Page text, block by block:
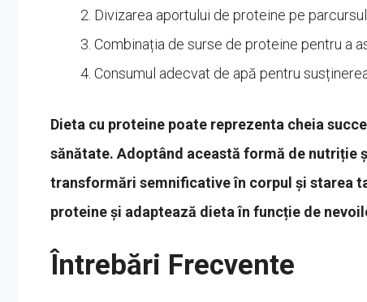
Divizarea aportului de proteine pe
Combinația de surse de proteine pentru a
Consumul adecvat de apă pentru
Dieta cu proteine poate reprezenta cheia
sănătate. Adoptând această formă de nutriție
transformări semnificative în corpul și starea
proteine și adaptează dieta în funcție de
Întrebări Frecvente